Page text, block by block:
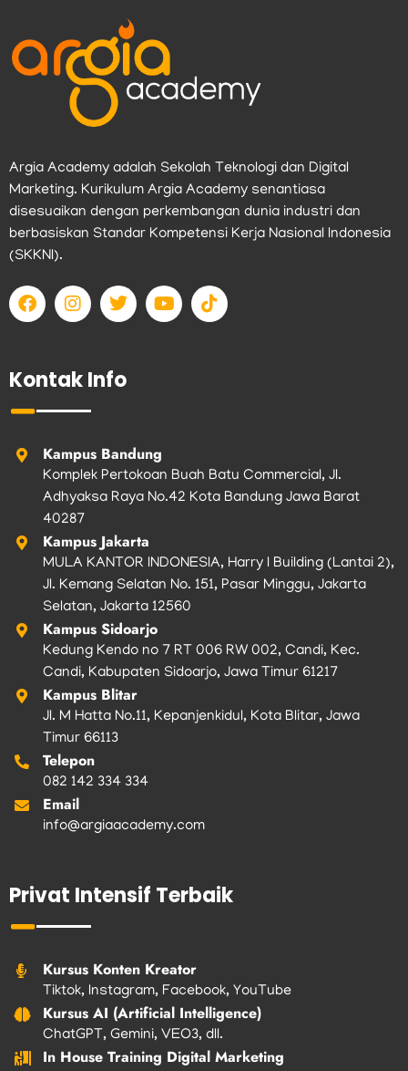
Argia Academy adalah Sekolah Teknologi dan Digital
Marketing. Kurikulum Argia Academy senantiasa
disesuaikan dengan perkembangan dunia industri dan
berbasiskan Standar Kompetensi Kerja Nasional Indonesia
(SKKNI).
F
a
c
o
o
k
I
n
s
a
g
a
T
w
i
e
Y
o
u
T
i
k
Kontak Info
Kampus Bandung
Komplek Pertokoan Buah Batu Commercial, Jl.
Adhyaksa Raya No.42 Kota Bandung Jawa Barat
40287
Kampus Jakarta
MULA KANTOR INDONESIA, Harry I Building (Lantai 2),
Jl. Kemang Selatan No. 151, Pasar Minggu, Jakarta
Selatan, Jakarta 12560
Kampus Sidoarjo
Kedung Kendo no 7 RT 006 RW 002, Candi, Kec.
Candi, Kabupaten Sidoarjo, Jawa Timur 61217
Kampus Blitar
Jl. M Hatta No.11, Kepanjenkidul, Kota Blitar, Jawa
Timur 66113
Telepon
082 142 334 334
Email
info@argiaacademy.com
Privat Intensif Terbaik
Kursus Konten Kreator
Tiktok, Instagram, Facebook, YouTube
Kursus AI (Artificial Intelligence)
ChatGPT, Gemini, VEO3, dll.
In House Training Digital Marketing